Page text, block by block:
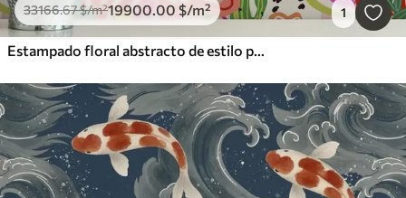
33166.67$/m²19900.00 $/m² 1
Estampado floral abstracto de estilo pop art